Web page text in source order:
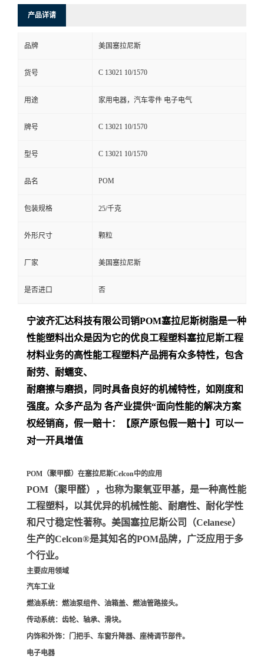
产品详请
品牌 美国塞拉尼斯
货号 C 13021 10/1570
用途 家用电器，汽车零件 电子电气
牌号 C 13021 10/1570
型号 C 13021 10/1570
品名 POM
包装规格 25/千克
外形尺寸 颗粒
厂家 美国塞拉尼斯
是否进口 否
宁波齐汇达科技有限公司销POM塞拉尼斯树脂是一种
性能塑料出众是因为它的优良工程塑料塞拉尼斯工程
材料业务的高性能工程塑料产品拥有众多特性，包含
耐劳、耐蠕变、
耐磨擦与磨损，同时具备良好的机械特性，如刚度和
强度。众多产品为 各产业提供“面向性能的解决方案
权经销商，假一赔十：【原产原包假一赔十】可以一
对一开具增值
POM（聚甲醛）在塞拉尼斯Celcon中的应用
POM（聚甲醛）
，也称为聚氧亚甲基，是一种高性能
工程塑料，以其优异的机械性能、耐磨性、耐化学性
和尺寸稳定性著称。美国塞拉尼斯公司（Celanese）
生产的Celcon®是其知名的POM品牌，广泛应用于多
个行业。
主要应用领域
汽车工业
燃油系统：燃油泵组件、油箱盖、燃油管路接头。
传动系统：齿轮、轴承、滑块。
内饰和外饰：门把手、车窗升降器、座椅调节部件。
电子电器